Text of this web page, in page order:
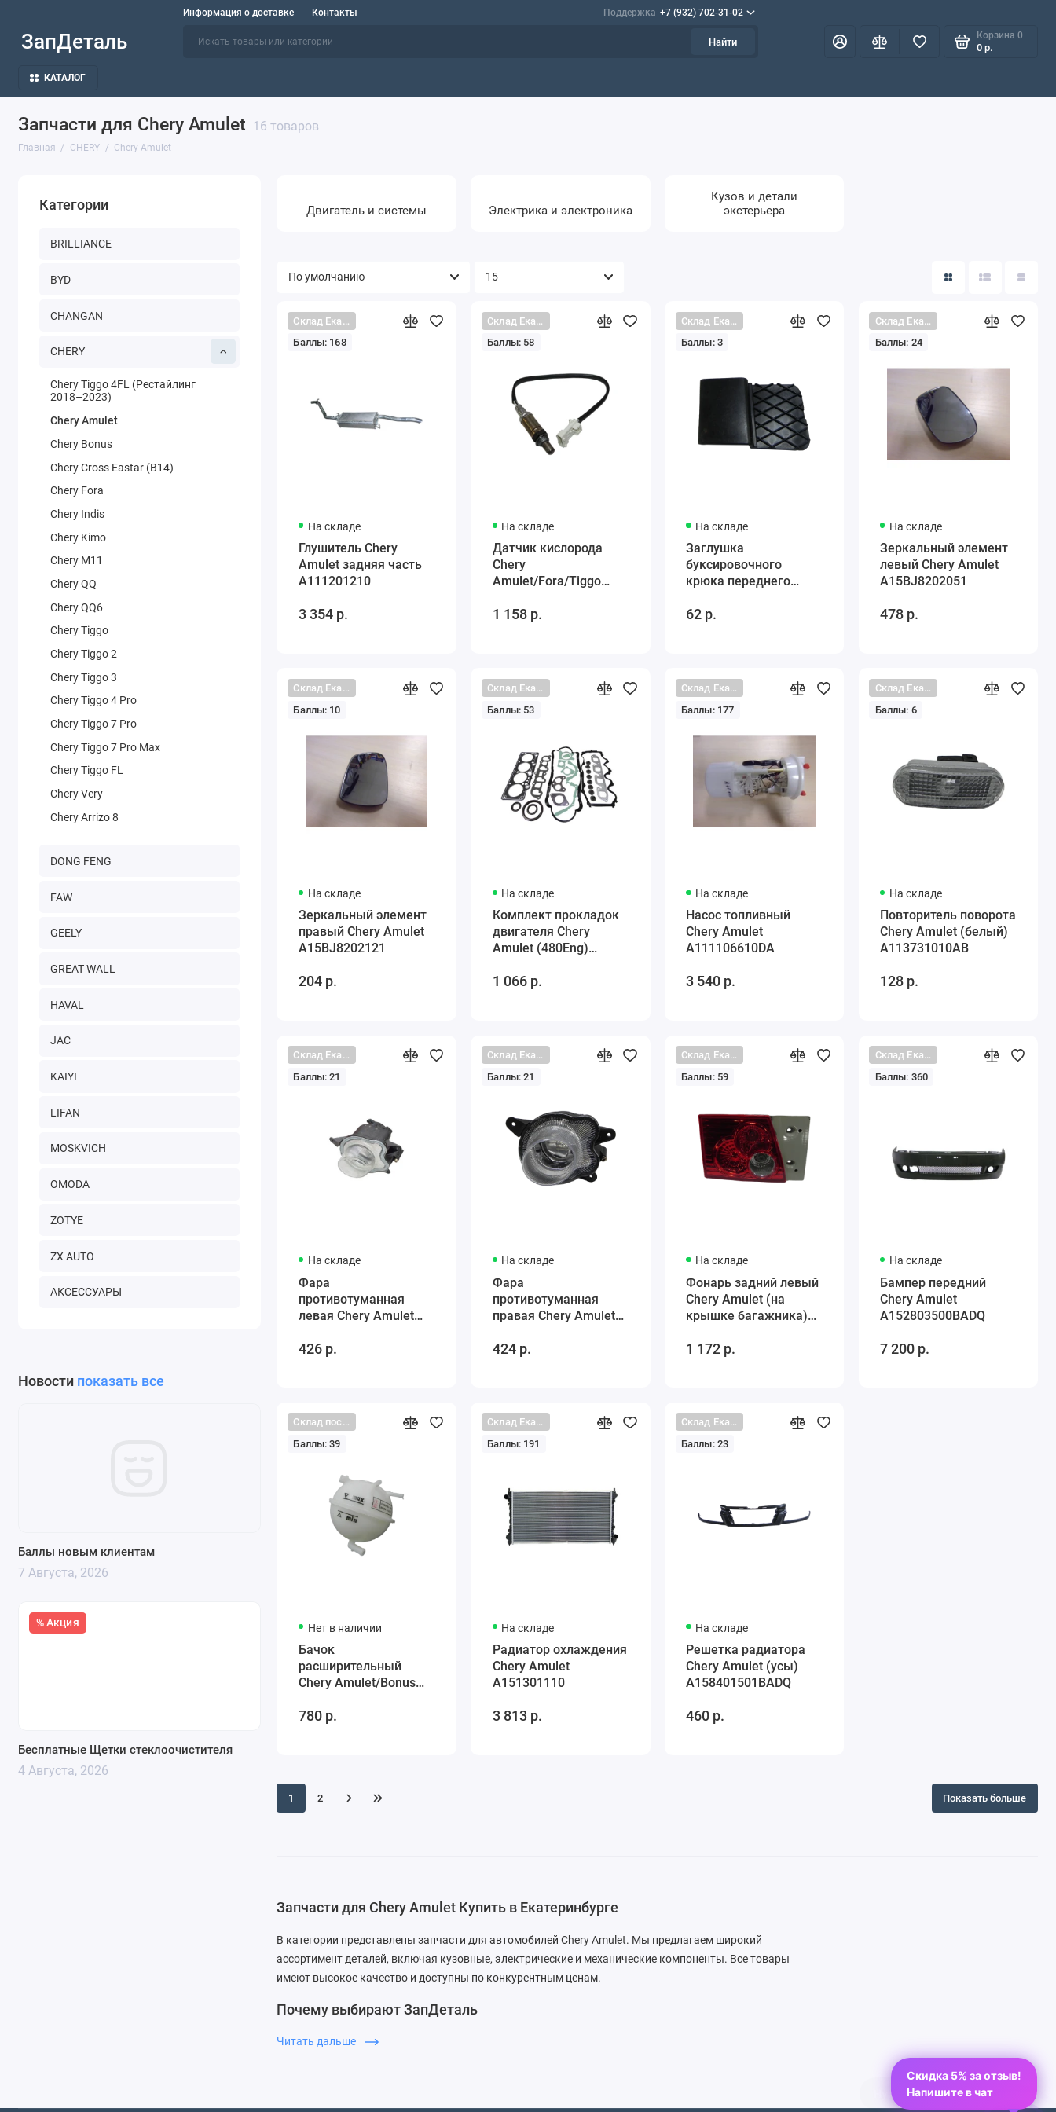
Информация о доставке Контакты Поддержка +7 (932) 702-31-02
ЗапДеталь Найти
Корзина 0
0 р.
КАТАЛОГ
Запчасти для Chery Amulet 16 товаров
Главная CHERY Chery Amulet
Категории
BRILLIANCE
BYD
CHANGAN
CHERY
Chery Tiggo 4FL (Рестайлинг
2018–2023)
Chery Amulet
Chery Bonus
Chery Cross Eastar (B14)
Chery Fora
Chery Indis
Chery Kimo
Chery M11
Chery QQ
Chery QQ6
Chery Tiggo
Chery Tiggo 2
Chery Tiggo 3
Chery Tiggo 4 Pro
Chery Tiggo 7 Pro
Chery Tiggo 7 Pro Max
Chery Tiggo FL
Chery Very
Chery Arrizo 8
DONG FENG
FAW
GEELY
GREAT WALL
HAVAL
JAC
KAIYI
LIFAN
MOSKVICH
OMODA
ZOTYE
ZX AUTO
АКСЕССУАРЫ
Новости показать все
Баллы новым клиентам
7 Августа, 2026
% Акция
Бесплатные Щетки стеклоочистителя
4 Августа, 2026
Двигатель и системы Электрика и электроника
Кузов и детали
экстерьера
Склад Екатеринбург
Баллы: 168
На складе
Глушитель Chery
Amulet задняя часть
A111201210
3 354 р.
Склад Екатеринбург
Баллы: 58
На складе
Датчик кислорода
Chery
Amulet/Fora/Tiggo
1 158 р.
Склад Екатеринбург
Баллы: 3
На складе
Заглушка
буксировочного
крюка переднего
A152803663BADQ
62 р.
Склад Екатеринбург
Баллы: 24
На складе
Зеркальный элемент
левый Chery Amulet
A15BJ8202051
478 р.
Склад Екатеринбург
Баллы: 10
На складе
Зеркальный элемент
правый Chery Amulet
A15BJ8202121
204 р.
Склад Екатеринбург
Баллы: 53
На складе
Комплект прокладок
двигателя Chery
Amulet (480Eng)
1 066 р.
Склад Екатеринбург
Баллы: 177
На складе
Насос топливный
Chery Amulet
A111106610DA
3 540 р.
Склад Екатеринбург
Баллы: 6
На складе
Повторитель поворота
Chery Amulet (белый)
A113731010AB
128 р.
Склад Екатеринбург
Баллы: 21
На складе
Фара
противотуманная
левая Chery Amulet
426 р.
Склад Екатеринбург
Баллы: 21
На складе
Фара
противотуманная
правая Chery Amulet
424 р.
Склад Екатеринбург
Баллы: 59
На складе
Фонарь задний левый
Chery Amulet (на
крышке багажника)
1 172 р.
Склад Екатеринбург
Баллы: 360
На складе
Бампер передний
Chery Amulet
A152803500BADQ
7 200 р.
Склад поставщика
Баллы: 39
Нет в наличии
Бачок
расширительный
Chery Amulet/Bonus
780 р.
Склад Екатеринбург
Баллы: 191
На складе
Радиатор охлаждения
Chery Amulet
A151301110
3 813 р.
Склад Екатеринбург
Баллы: 23
На складе
Решетка радиатора
Chery Amulet (усы)
A158401501BADQ
460 р.
1 2 Показать больше
Запчасти для Chery Amulet Купить в Екатеринбурге
В категории представлены запчасти для автомобилей Chery Amulet. Мы предлагаем широкий
ассортимент деталей, включая кузовные, электрические и механические компоненты. Все товары
имеют высокое качество и доступны по конкурентным ценам.
Почему выбирают ЗапДеталь
Читать дальше
Скидка 5% за отзыв!
Напишите в чат